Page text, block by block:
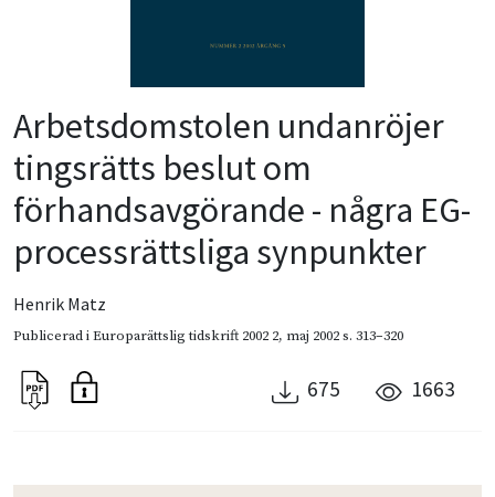
Arbetsdomstolen undanröjer
tingsrätts beslut om
förhandsavgörande - några EG-
processrättsliga synpunkter
Henrik Matz
Publicerad iEuroparättslig tidskrift 2002 2, maj 2002s. 313–320
675 1663